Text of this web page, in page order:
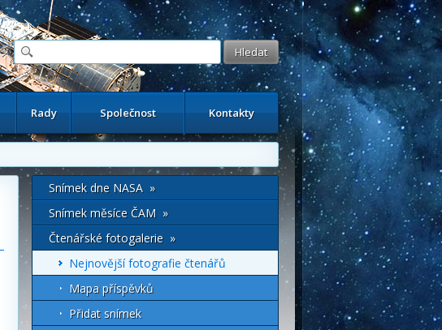
Rady Společnost Kontakty
Snímek dne NASA »
Snímek měsíce ČAM »
Čtenářské fotogalerie »
Nejnovější fotografie čtenářů
Mapa příspěvků
Přidat snímek